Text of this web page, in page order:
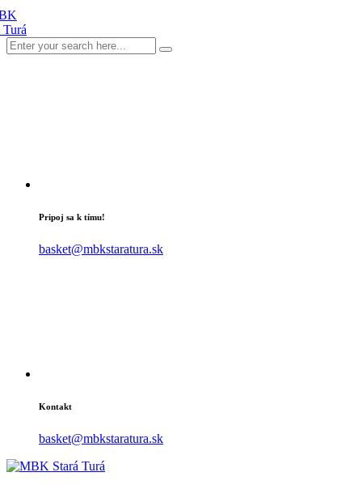
Pripoj sa k tímu!
basket@mbkstaratura.sk
Kontakt
basket@mbkstaratura.sk